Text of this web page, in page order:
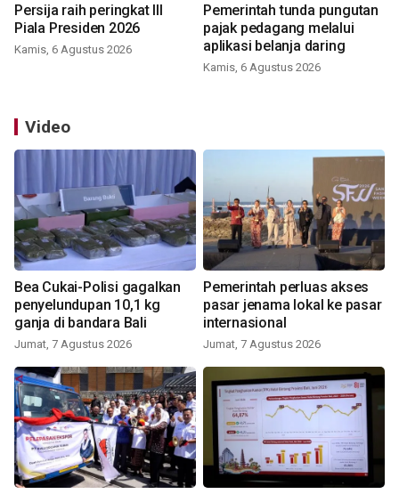
Persija raih peringkat III
Piala Presiden 2026
Kamis, 6 Agustus 2026
Pemerintah tunda pungutan
pajak pedagang melalui
aplikasi belanja daring
Kamis, 6 Agustus 2026
Video
Bea Cukai-Polisi gagalkan
penyelundupan 10,1 kg
ganja di bandara Bali
Jumat, 7 Agustus 2026
Pemerintah perluas akses
pasar jenama lokal ke pasar
internasional
Jumat, 7 Agustus 2026